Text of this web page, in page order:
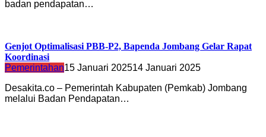
badan pendapatan…
Genjot Optimalisasi PBB-P2, Bapenda Jombang Gelar Rapat
Koordinasi
Pemerintahan15 Januari 202514 Januari 2025
Desakita.co – Pemerintah Kabupaten (Pemkab) Jombang
melalui Badan Pendapatan…